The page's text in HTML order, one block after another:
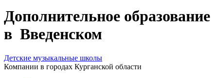
Дополнительное образование
в Введенском
Детские музыкальные школы
Компании в городах Курганской области